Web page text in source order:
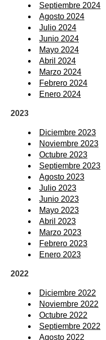
Septiembre 2024
Agosto 2024
Julio 2024
Junio 2024
Mayo 2024
Abril 2024
Marzo 2024
Febrero 2024
Enero 2024
2023
Diciembre 2023
Noviembre 2023
Octubre 2023
Septiembre 2023
Agosto 2023
Julio 2023
Junio 2023
Mayo 2023
Abril 2023
Marzo 2023
Febrero 2023
Enero 2023
2022
Diciembre 2022
Noviembre 2022
Octubre 2022
Septiembre 2022
Agosto 2022